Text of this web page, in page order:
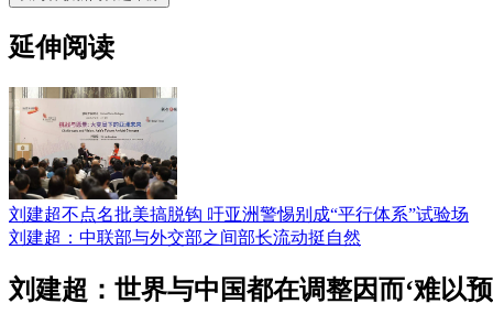
延伸阅读
刘建超不点名批美搞脱钩 吁亚洲警惕别成“平行体系”试验场
刘建超：中联部与外交部之间部长流动挺自然
刘建超：世界与中国都在调整因而‘难以